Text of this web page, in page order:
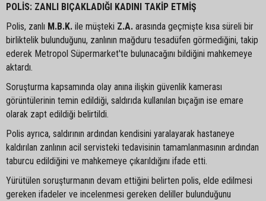
POLİS: ZANLI BIÇAKLADIĞI KADINI TAKİP ETMİŞ
Polis, zanlı M.B.K. ile müşteki Z.A. arasında geçmişte kısa süreli bir
birliktelik bulunduğunu, zanlının mağduru tesadüfen görmediğini, takip
ederek Metropol Süpermarket'te bulunacağını bildiğini mahkemeye
aktardı.
Soruşturma kapsamında olay anına ilişkin güvenlik kamerası
görüntülerinin temin edildiği, saldırıda kullanılan bıçağın ise emare
olarak zapt edildiği belirtildi.
Polis ayrıca, saldırının ardından kendisini yaralayarak hastaneye
kaldırılan zanlının acil servisteki tedavisinin tamamlanmasının ardından
taburcu edildiğini ve mahkemeye çıkarıldığını ifade etti.
Yürütülen soruşturmanın devam ettiğini belirten polis, elde edilmesi
gereken ifadeler ve incelenmesi gereken deliller bulunduğunu